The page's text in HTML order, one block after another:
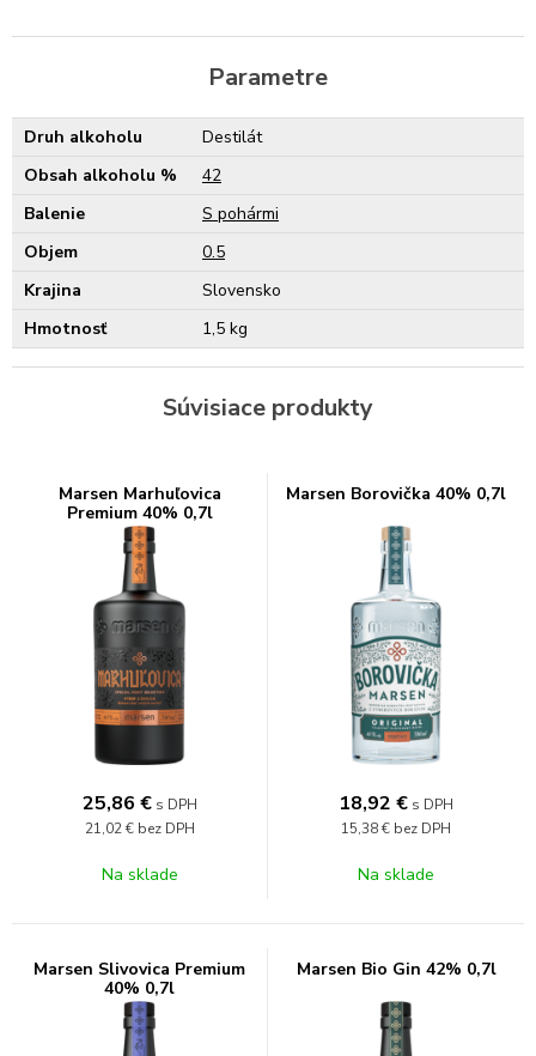
Parametre
Druh alkoholu
Destilát
Obsah alkoholu %
42
Balenie
S pohármi
Objem
0.5
Krajina
Slovensko
Hmotnosť
1,5 kg
Súvisiace produkty
Marsen Marhuľovica
Premium 40% 0,7l
25,86 € s DPH
21,02 € bez DPH
Na sklade
Marsen Borovička 40% 0,7l
18,92 € s DPH
15,38 € bez DPH
Na sklade
Marsen Slivovica Premium
40% 0,7l
Marsen Bio Gin 42% 0,7l